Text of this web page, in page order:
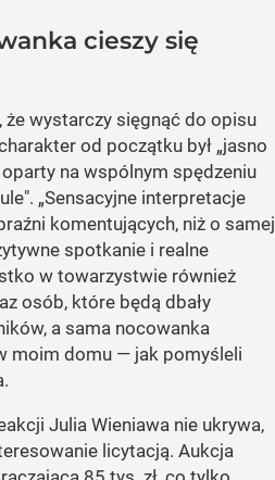
cieszy się
że wystarczy sięgnąć do opisu
od początku był „jasno
na wspólnym spędzeniu
„Sensacyjne interpretacje
komentujących, niż o samej
spotkanie i realne
w towarzystwie również
osób, które będą dbały
a sama nocowanka
moim domu — jak pomyśleli
Julia Wieniawa nie ukrywa,
licytacją. Aukcja